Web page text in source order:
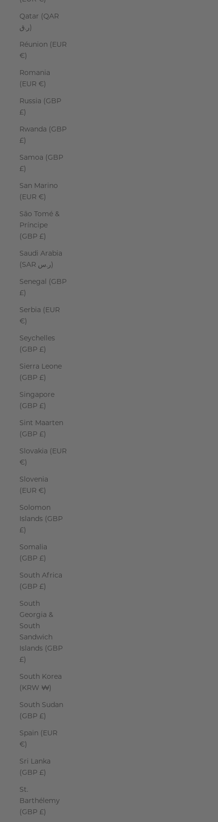
Qatar (QAR
ر.ق)
Réunion (EUR
€)
Romania
(EUR €)
Russia (GBP
£)
Rwanda (GBP
£)
Samoa (GBP
£)
San Marino
(EUR €)
São Tomé &
Príncipe
(GBP £)
Saudi Arabia
(SAR ر.س)
Senegal (GBP
£)
Serbia (EUR
€)
Seychelles
(GBP £)
Sierra Leone
(GBP £)
Singapore
(GBP £)
Sint Maarten
(GBP £)
Slovakia (EUR
€)
Slovenia
(EUR €)
Solomon
Islands (GBP
£)
Somalia
(GBP £)
South Africa
(GBP £)
South
Georgia &
South
Sandwich
Islands (GBP
£)
South Korea
(KRW ₩)
South Sudan
(GBP £)
Spain (EUR
€)
Sri Lanka
(GBP £)
St.
Barthélemy
(GBP £)